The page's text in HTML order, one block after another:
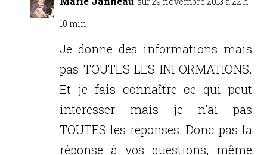
10 min
Je donne des informations mais
pas TOUTES LES INFORMATIONS.
Et je fais connaître ce qui peut
intéresser mais je n’ai pas
TOUTES les réponses. Donc pas la
réponse à vos questions, même